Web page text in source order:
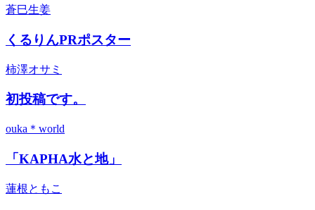
蒼巳生姜
くるりんPRポスター
柿澤オサミ
初投稿です。
ouka＊world
「KAPHA水と地」
蓮根ともこ